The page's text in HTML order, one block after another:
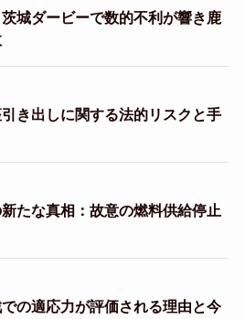
城ダービーで数的不利が響き鹿
き出しに関する法的リスクと手
たな真相：故意の燃料供給停止
の適応力が評価される理由と今